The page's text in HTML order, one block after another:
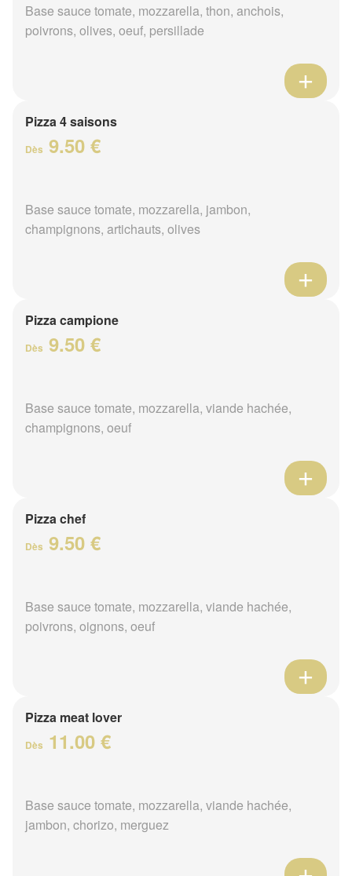
Base sauce tomate, mozzarella, thon, anchois,
poivrons, olives, oeuf, persillade
Pizza 4 saisons
Dès 9.50 €
Base sauce tomate, mozzarella, jambon,
champignons, artichauts, olives
Pizza campione
Dès 9.50 €
Base sauce tomate, mozzarella, viande hachée,
champignons, oeuf
Pizza chef
Dès 9.50 €
Base sauce tomate, mozzarella, viande hachée,
poivrons, oignons, oeuf
Pizza meat lover
Dès 11.00 €
Base sauce tomate, mozzarella, viande hachée,
jambon, chorizo, merguez